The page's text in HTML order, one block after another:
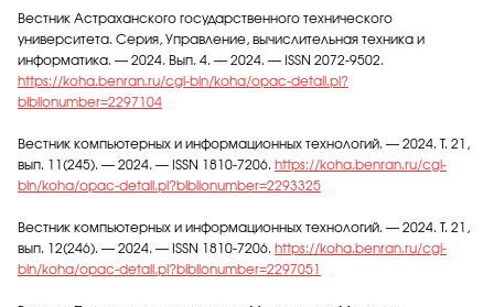
Вестник Астраханского государственного технического
университета. Серия, Управление, вычислительная техника и
информатика. — 2024. Вып. 4. — 2024. — ISSN 2072-9502.
https://koha.benran.ru/cgi-bin/koha/opac-detail.pl?
biblionumber=2297104
Вестник компьютерных и информационных технологий. — 2024. Т. 21,
вып. 11(245). — 2024. — ISSN 1810-7206. https://koha.benran.ru/cgi-
bin/koha/opac-detail.pl?biblionumber=2293325
Вестник компьютерных и информационных технологий. — 2024. Т. 21,
вып. 12(246). — 2024. — ISSN 1810-7206. https://koha.benran.ru/cgi-
bin/koha/opac-detail.pl?biblionumber=2297051